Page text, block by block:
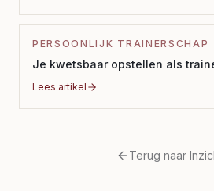
PERSOONLIJK TRAINERSCHAP
Je kwetsbaar opstellen als
Lees artikel
Terug naar